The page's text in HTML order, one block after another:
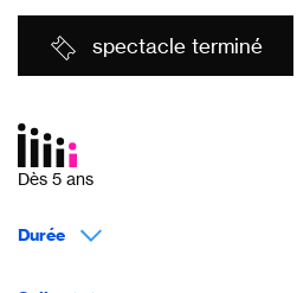
spectacle terminé
Dès 5 ans
Durée